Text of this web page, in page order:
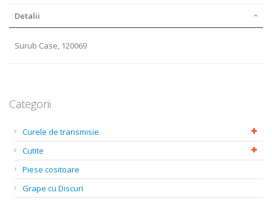
Detalii
Surub Case, 120069
Categorii
Curele de transmisie
Cutite
Piese cositoare
Grape cu Discuri